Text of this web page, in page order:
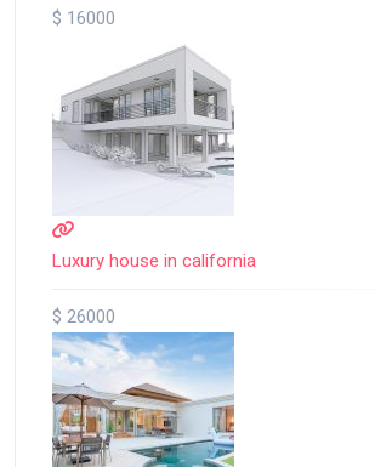
$ 16000
Luxury house in california
$ 26000